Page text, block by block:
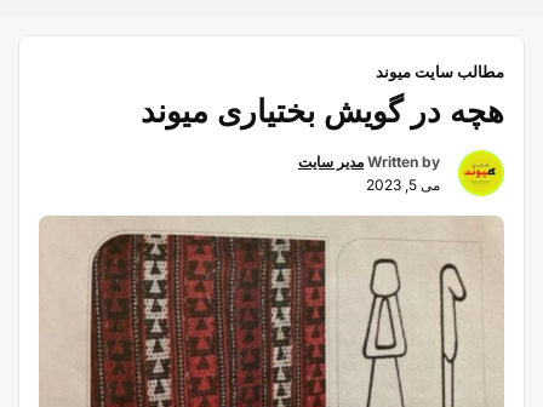
مطالب سایت میوند
هچه در گویش بختیاری میوند
Written by مدیر سایت
می 5, 2023